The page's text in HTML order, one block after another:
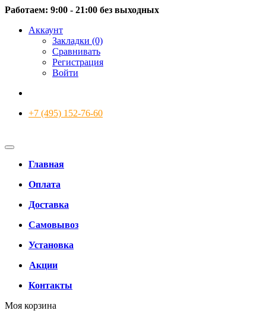
Работаем: 9:00 - 21:00 без выходных
Аккаунт
Закладки (0)
Сравнивать
Регистрация
Войти
+7 (495) 152-76-60
Главная
Оплата
Доставка
Самовывоз
Установка
Акции
Контакты
Моя корзина